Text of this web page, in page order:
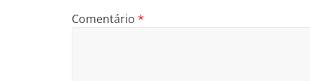
Comentário *